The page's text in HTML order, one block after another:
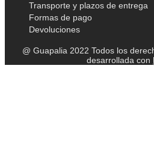
Transporte y plazos de entrega
Formas de pago
Devoluciones
@ Guapalia 2022 Todos los
desarrollada con